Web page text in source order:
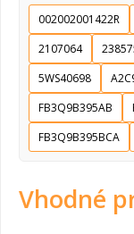
002002001422R
2107064
5WS40698
FB3Q9B395AB
FB3Q9B395BCA
Vhodné